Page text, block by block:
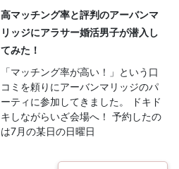
高マッチング率と評判のアーバンマ
リッジにアラサー婚活男子が潜入し
てみた！
「マッチング率が高い！」という口
コミを頼りにアーバンマリッジのパ
ーティに参加してきました。 ドキド
キしながらいざ会場へ！ 予約したの
は7月の某日の日曜日